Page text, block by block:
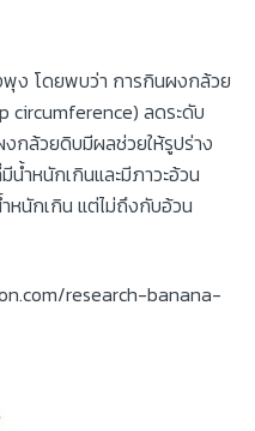
ง โดยพบว่า การกินผงกล้วย
circumference) ลดระดับ
กล้วยดิบมีผลช่วยให้รูปร่าง
น้ำหนักเกินและมีภาวะอ้วน
หนักเกิน แต่ไม่ถึงกับอ้วน
research-banana-